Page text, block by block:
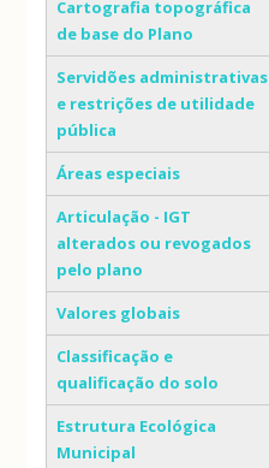
Cartografia topográfica
de base do Plano
Servidões administrativas
e restrições de utilidade
pública
Áreas especiais
Articulação - IGT
alterados ou revogados
pelo plano
Valores globais
Classificação e
qualificação do solo
Estrutura Ecológica
Municipal